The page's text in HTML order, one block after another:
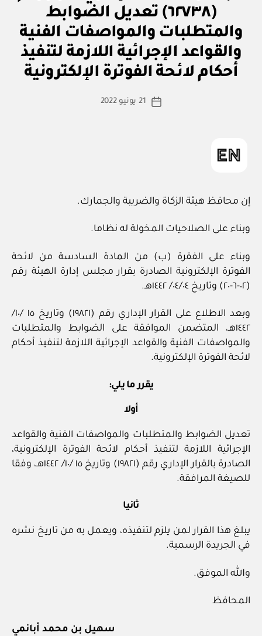
(٦٢٧٣٨) تعديل الضوابط
والمتطلبات والمواصفات الفنية
والقواعد الإجرائية اللازمة لتنفيذ
أحكام لائحة الفوترة الإلكترونية
كاتب
ا
س
ة
تاريخ
21 يونيو 2022
إن محافظ هيئة الزكاة والضريبة والجمارك.
وبناء على الصلاحيات المخولة له نظاما.
وبناء على الفقرة (ب) من المادة السادسة من لائحة
الفوترة الإلكترونية الصادرة بقرار مجلس إدارة الهيئة رقم
(٠٢-٦-٢٠) وتاريخ ٠٤/٠٤/ ١٤٤٢هـ.
وبعد الاطلاع على القرار الإداري رقم (١٩٨٢١) وتاريخ ١٥ /١٠/
١٤٤٢هـ، المتضمن الموافقة على الضوابط والمتطلبات
والمواصفات الفنية والقواعد الإجرائية اللازمة لتنفيذ أحكام
لائحة الفوترة الإلكترونية.
يقرر ما يلي:
أولا
تعديل الضوابط والمتطلبات والمواصفات الفنية والقواعد
الإجرائية اللازمة لتنفيذ أحكام لائحة الفوترة الإلكترونية،
الصادرة بالقرار الإداري رقم (١٩٨٢١) وتاريخ ١٥ /١٠/ ١٤٤٢هـ، وفقا
للصيغة المرافقة.
ثانيا
يبلغ هذا القرار لمن يلزم لتنفيذه، ويعمل به من تاريخ نشره
في الجريدة الرسمية.
والله الموفق.
المحافظ
سهيل بن محمد أبانمي